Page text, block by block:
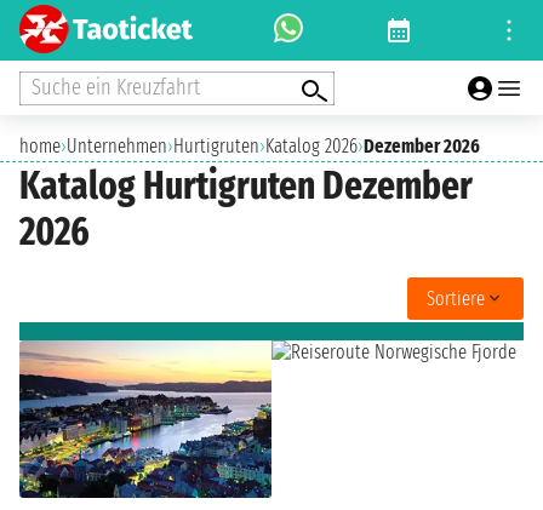
Suche ein Kreuzfahrt
home›Unternehmen›Hurtigruten›Katalog 2026›Dezember 2026
Katalog Hurtigruten Dezember
2026
Sortiere